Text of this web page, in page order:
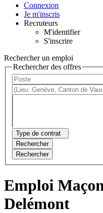
Connexion
Je m'inscris
Recruteurs
M'identifier
S'inscrire
Rechercher un emploi
Rechercher des offres
Type de contrat
Rechercher
Rechercher
Emploi
Delémont